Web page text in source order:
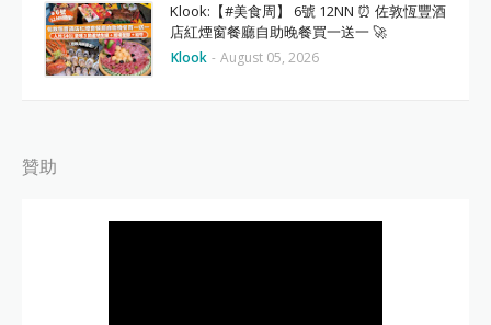
Klook:【#美食周】 6號 12NN ⏰ 佐敦恆豐酒
店紅煙窗餐廳自助晚餐買一送一 🚀
Klook - August 05, 2026
贊助